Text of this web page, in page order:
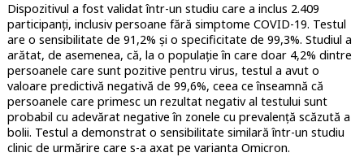
Dispozitivul a fost validat într-un studiu care a inclus 2.409
participanți, inclusiv persoane fără simptome COVID-19. Testul
are o sensibilitate de 91,2% și o specificitate de 99,3%. Studiul a
arătat, de asemenea, că, la o populație în care doar 4,2% dintre
persoanele care sunt pozitive pentru virus, testul a avut o
valoare predictivă negativă de 99,6%, ceea ce înseamnă că
persoanele care primesc un rezultat negativ al testului sunt
probabil cu adevărat negative în zonele cu prevalență scăzută a
bolii. Testul a demonstrat o sensibilitate similară într-un studiu
clinic de urmărire care s-a axat pe varianta Omicron.